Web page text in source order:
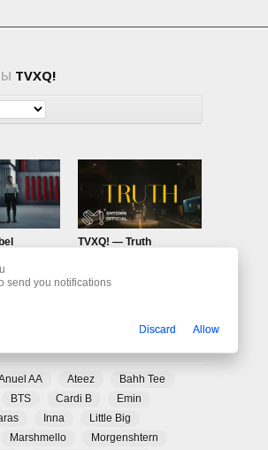
TVXQ!
TVXQ! — Truth
AA Ateez
Bahh Tee
BTS Cardi B
Emin
Inna
Little Big
Marshmello
Morgenshtern
send you notifications
Discard Allow